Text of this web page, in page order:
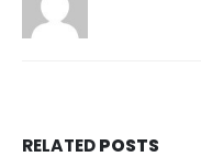
RELATEDPOSTS